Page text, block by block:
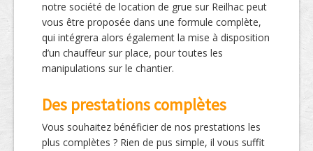
notre société de location de grue sur Reilhac peut
vous être proposée dans une formule complète,
qui intégrera alors également la mise à disposition
d’un chauffeur sur place, pour toutes les
manipulations sur le chantier.
Des prestations complètes
Vous souhaitez bénéficier de nos prestations les
plus complètes ? Rien de pus simple, il vous suffit